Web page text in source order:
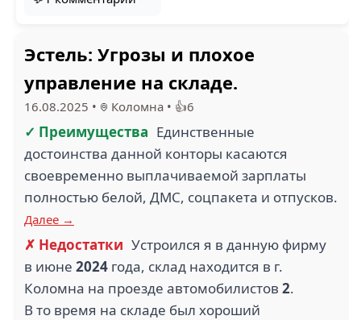
Эстель: Угрозы и плохое
управление на складе.
16.08.2025 • Коломна • 👍6
✓ Преимущества Единственные
достоинства данной конторы касаются
своевременно выплачиваемой зарплаты
полностью белой, ДМС, соцпакета и отпусков.
Далее →
✗ Недостатки Устроился я в данную фирму
в июне 2024 года, склад находится в г.
Коломна на проезде автомобилистов 2.
В то время на складе был хороший